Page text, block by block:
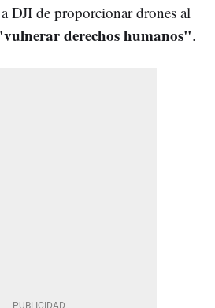
DJI de proporcionar drones al
derechos humanos".